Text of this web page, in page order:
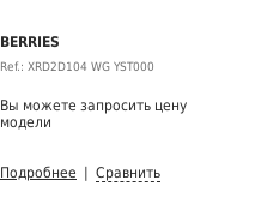
BERRIES
Ref.: XRD2D104 WG YST000
Вы можете запросить цену
модели
Подробнее Сравнить